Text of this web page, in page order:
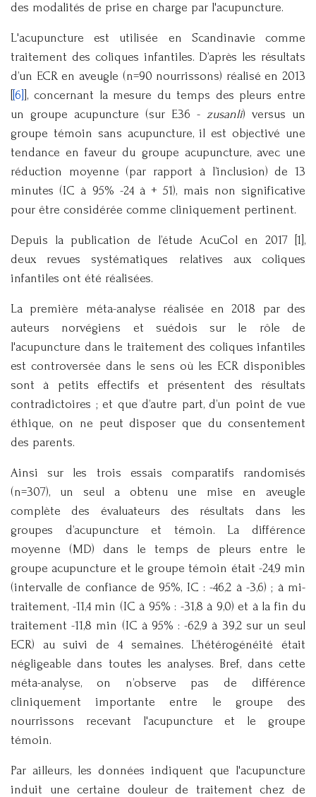
des modalités de prise en charge par l'acupuncture.
L'acupuncture est utilisée en Scandinavie comme
traitement des coliques infantiles. D’après les résultats
d’un ECR en aveugle (n=90 nourrissons) réalisé en 2013
[6] ], concernant la mesure du temps des pleurs entre
un groupe acupuncture (sur E36 - zusanli) versus un
groupe témoin sans acupuncture, il est objectivé une
tendance en faveur du groupe acupuncture, avec une
réduction moyenne (par rapport à l’inclusion) de 13
minutes (IC à 95% -24 à + 51), mais non significative
pour être considérée comme cliniquement pertinent.
Depuis la publication de l’étude AcuCol en 2017 [1],
deux revues systématiques relatives aux coliques
infantiles ont été réalisées.
La première méta-analyse réalisée en 2018 par des
auteurs norvégiens et suédois sur le rôle de
l'acupuncture dans le traitement des coliques infantiles
est controversée dans le sens où les ECR disponibles
sont à petits effectifs et présentent des résultats
contradictoires ; et que d’autre part, d’un point de vue
éthique, on ne peut disposer que du consentement
des parents.
Ainsi sur les trois essais comparatifs randomisés
(n=307), un seul a obtenu une mise en aveugle
complète des évaluateurs des résultats dans les
groupes d’acupuncture et témoin. La différence
moyenne (MD) dans le temps de pleurs entre le
groupe acupuncture et le groupe témoin était -24,9 min
(intervalle de confiance de 95%, IC : -46,2 à -3,6) ; à mi-
traitement, -11,4 min (IC à 95% : -31,8 à 9,0) et à la fin du
traitement -11,8 min (IC à 95% : -62,9 à 39,2 sur un seul
ECR) au suivi de 4 semaines. L’hétérogénéité était
négligeable dans toutes les analyses. Bref, dans cette
méta-analyse, on n’observe pas de différence
cliniquement importante entre le groupe des
nourrissons recevant l'acupuncture et le groupe
témoin.
Par ailleurs, les données indiquent que l'acupuncture
induit une certaine douleur de traitement chez de